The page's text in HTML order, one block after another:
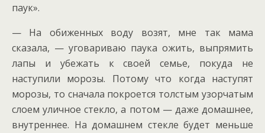
паук».
— На обиженных воду возят, мне так мама
сказала, — уговариваю паука ожить, выпрямить
лапы и убежать к своей семье, покуда не
наступили морозы. Потому что когда наступят
морозы, то сначала покроется толстым узорчатым
слоем уличное стекло, а потом — даже домашнее,
внутреннее. На домашнем стекле будет меньше